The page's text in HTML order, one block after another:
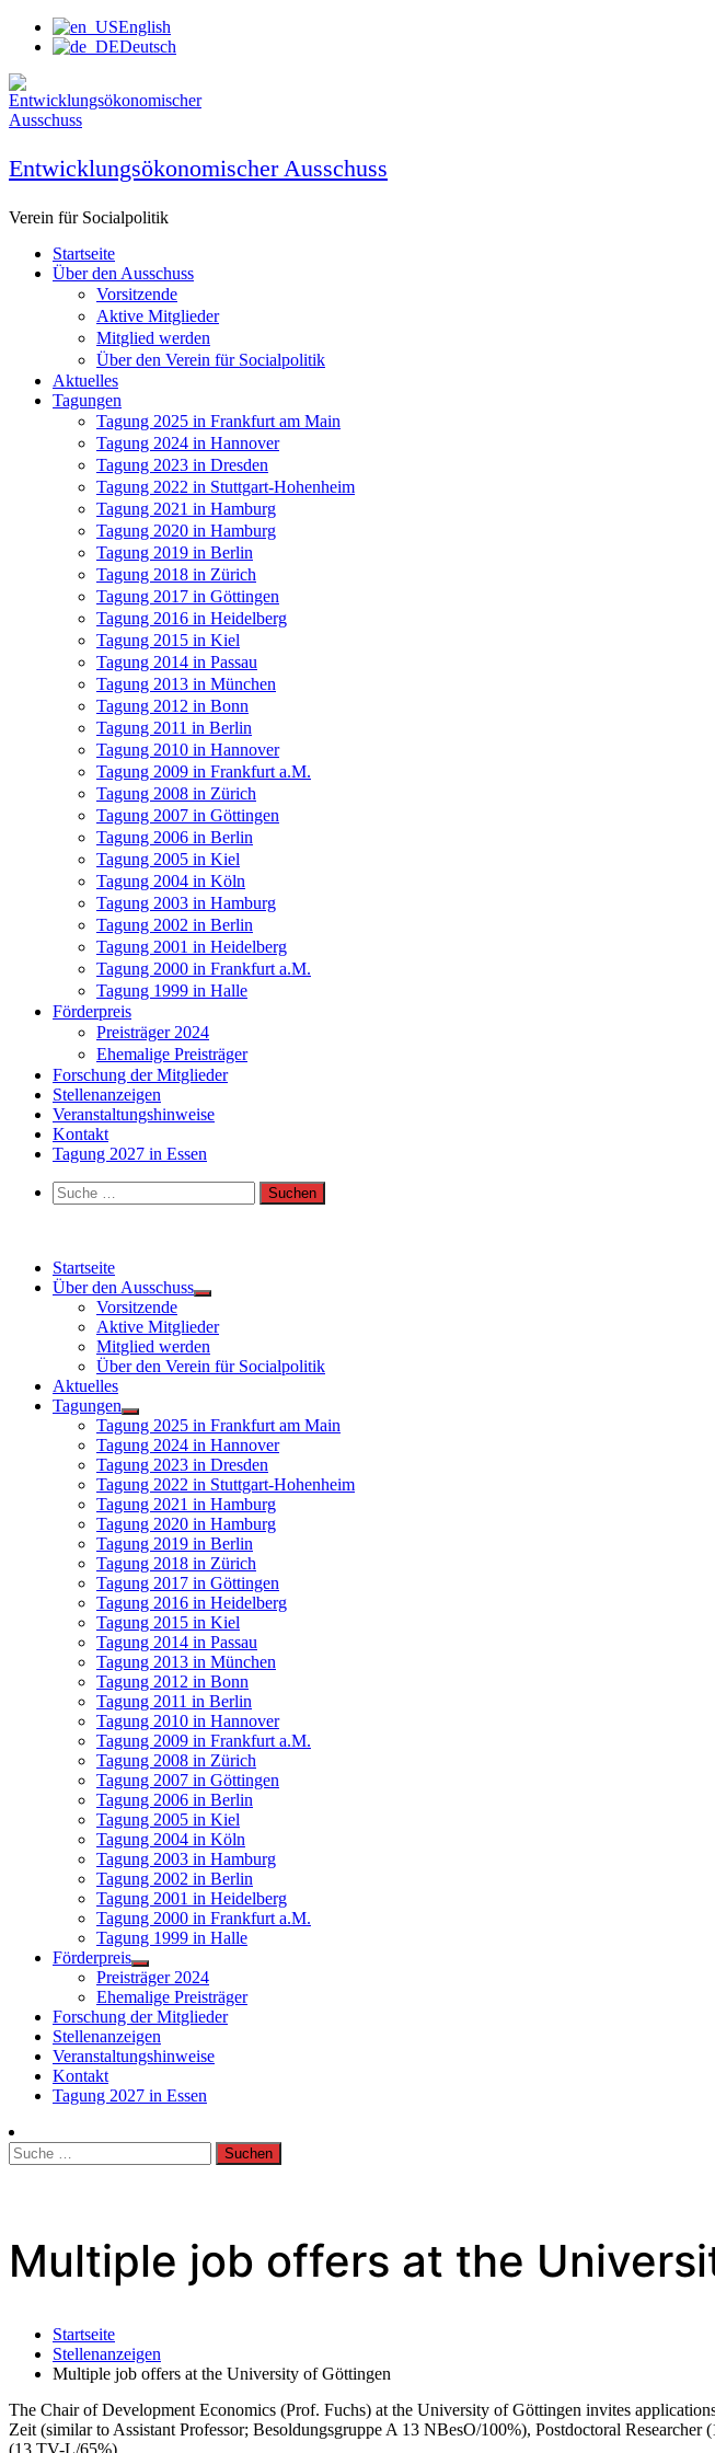
Zum
Inhalt
English
Deutsch
Entwicklungsökonomischer Ausschuss
Verein für Socialpolitik
Startseite
Über den Ausschuss
Vorsitzende
Aktive Mitglieder
Mitglied werden
Über den Verein für Socialpolitik
Aktuelles
Tagungen
Tagung 2025 in Frankfurt am Main
Tagung 2024 in Hannover
Tagung 2023 in Dresden
Tagung 2022 in Stuttgart-Hohenheim
Tagung 2021 in Hamburg
Tagung 2020 in Hamburg
Tagung 2019 in Berlin
Tagung 2018 in Zürich
Tagung 2017 in Göttingen
Tagung 2016 in Heidelberg
Tagung 2015 in Kiel
Tagung 2014 in Passau
Tagung 2013 in München
Tagung 2012 in Bonn
Tagung 2011 in Berlin
Tagung 2010 in Hannover
Tagung 2009 in Frankfurt a.M.
Tagung 2008 in Zürich
Tagung 2007 in Göttingen
Tagung 2006 in Berlin
Tagung 2005 in Kiel
Tagung 2004 in Köln
Tagung 2003 in Hamburg
Tagung 2002 in Berlin
Tagung 2001 in Heidelberg
Tagung 2000 in Frankfurt a.M.
Tagung 1999 in Halle
Förderpreis
Preisträger 2024
Ehemalige Preisträger
Forschung der Mitglieder
Stellenanzeigen
Veranstaltungshinweise
Kontakt
Tagung 2027 in Essen
Suche
nach:
Startseite
Über den Ausschuss
Vorsitzende
Aktive Mitglieder
Mitglied werden
Über den Verein für Socialpolitik
Aktuelles
Tagungen
Tagung 2025 in Frankfurt am Main
Tagung 2024 in Hannover
Tagung 2023 in Dresden
Tagung 2022 in Stuttgart-Hohenheim
Tagung 2021 in Hamburg
Tagung 2020 in Hamburg
Tagung 2019 in Berlin
Tagung 2018 in Zürich
Tagung 2017 in Göttingen
Tagung 2016 in Heidelberg
Tagung 2015 in Kiel
Tagung 2014 in Passau
Tagung 2013 in München
Tagung 2012 in Bonn
Tagung 2011 in Berlin
Tagung 2010 in Hannover
Tagung 2009 in Frankfurt a.M.
Tagung 2008 in Zürich
Tagung 2007 in Göttingen
Tagung 2006 in Berlin
Tagung 2005 in Kiel
Tagung 2004 in Köln
Tagung 2003 in Hamburg
Tagung 2002 in Berlin
Tagung 2001 in Heidelberg
Tagung 2000 in Frankfurt a.M.
Tagung 1999 in Halle
Förderpreis
Preisträger 2024
Ehemalige Preisträger
Forschung der Mitglieder
Stellenanzeigen
Veranstaltungshinweise
Kontakt
Tagung 2027 in Essen
Suche
nach:
Multiple job offers at the
Startseite
Stellenanzeigen
Multiple job offers at the University of Göttingen
The Chair of Development Economics (Prof. Fuchs) at the University of Göttingen invites
Zeit (similar to Assistant Professor; Besoldungsgruppe A 13 NBesO/100%), Postdoctoral